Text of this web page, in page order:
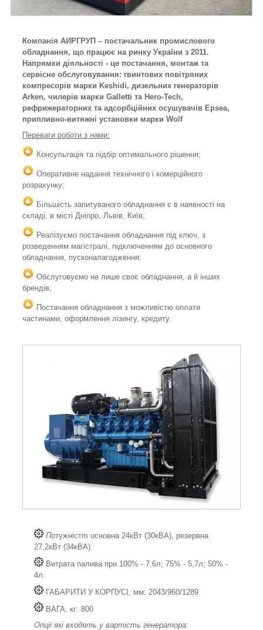
Компанія АИРГРУП – постачальник промислового
обладнання, що працює на ринку України з 2011.
Напрямки діяльності - це постачання, монтаж та
сервісне обслуговування: гвинтових повітряних
компресорів марки Keshidi, дизельних генераторів
Arken, чилерів марки Galletti та Hero-Tech,
рефрижераторних та адсорбційних осушувачів Epsea,
припливно-витяжні установки марки Wolf
Переваги роботи з нами:
Консультація та підбір оптимального рішення;
Оперативне надання технічного і комерційного
розрахунку;
Більшість запитуваного обладнання є в наявності на
складі, в місті Дніпро, Львів, Київ;
Реалізуємо постачання обладнання під ключ, з
розведенням магістралі, підключенням до основного
обладнання, пусконалагодження;
Обслуговуємо не лише своє обладнання, а й інших
брендів;
Постачання обладнання з можливістю оплати
частинами, оформлення лізингу, кредиту.
Потужністm основна 24кВт (30кВА), резервна
27,2кВт (34кВА).
Витрата палива при 100% - 7,6л; 75% - 5,7л; 50% -
4л.
ГАБАРИТИ У КОРПУСІ, мм: 2043/960/1289
ВАГА, кг: 800
Опції які входять у вартість генератора: